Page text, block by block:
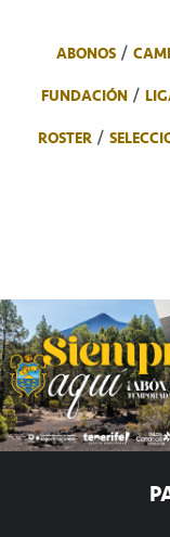
ABONOS
FUNDACIÓN
ROSTER